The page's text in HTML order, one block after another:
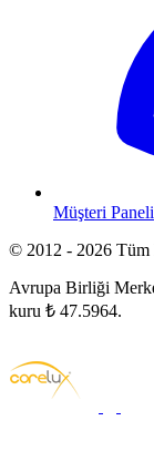
Müşteri Paneli
© 2012 - 2026 Tüm
Avrupa Birliği
kuru ₺ 47.5964.